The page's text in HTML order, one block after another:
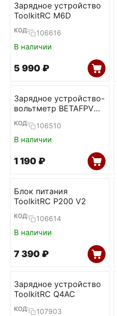
Зарядное устройство
ToolkitRC M6D
КОД: 106616
В наличии
5 990 ₽
Зарядное устройство-
вольтметр BETAFPV
BT2.0
КОД: 106510
В наличии
1 190 ₽
Блок питания
ToolkitRC P200 V2
КОД: 106614
В наличии
7 390 ₽
Зарядное устройство
ToolkitRC Q4AC
КОД: 107903